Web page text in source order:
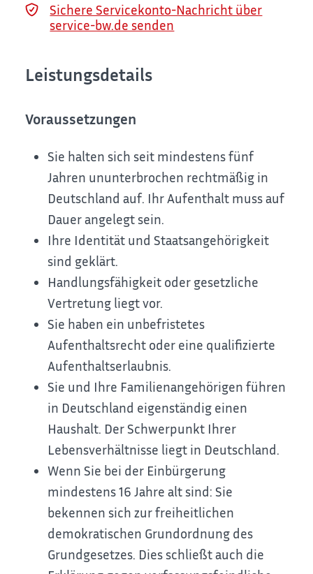
Sichere Servicekonto-Nachricht über
service-bw.de senden
Leistungsdetails
Voraussetzungen
Sie halten sich seit mindestens fünf
Jahren ununterbrochen rechtmäßig in
Deutschland auf. Ihr Aufenthalt muss auf
Dauer angelegt sein.
Ihre Identität und Staatsangehörigkeit
sind geklärt.
Handlungsfähigkeit oder gesetzliche
Vertretung liegt vor.
Sie haben ein unbefristetes
Aufenthaltsrecht oder eine qualifizierte
Aufenthaltserlaubnis.
Sie und Ihre Familienangehörigen führen
in Deutschland eigenständig einen
Haushalt. Der Schwerpunkt Ihrer
Lebensverhältnisse liegt in Deutschland.
Wenn Sie bei der Einbürgerung
mindestens 16 Jahre alt sind: Sie
bekennen sich zur freiheitlichen
demokratischen Grundordnung des
Grundgesetzes. Dies schließt auch die